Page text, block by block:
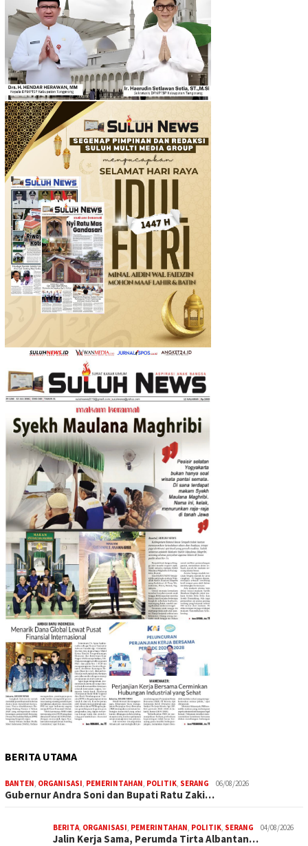
BERITA UTAMA
BANTEN, ORGANISASI, PEMERINTAHAN, POLITIK, SERANG 06/08/2026
Gubernur Andra Soni dan Bupati Ratu Zaki…
BERITA, ORGANISASI, PEMERINTAHAN, POLITIK, SERANG 04/08/2026
Jalin Kerja Sama, Perumda Tirta Albantan…